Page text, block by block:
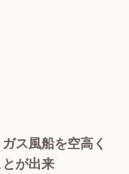
ス風船を空高く
が出来